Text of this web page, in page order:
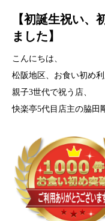
【初誕生祝い、
ました】
こんにちは、
松阪地区、お食い初め
親子3世代で祝う店、
快楽亭5代目店主の脇田